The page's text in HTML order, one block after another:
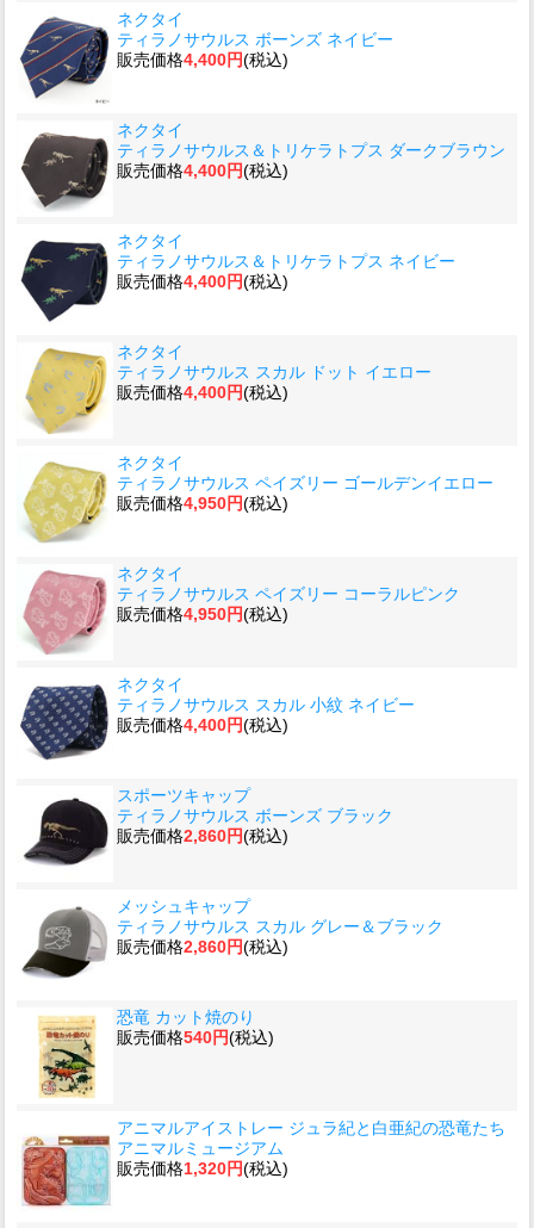
ネクタイ
ティラノサウルス ボーンズ ネイビー
販売価格4,400円(税込)
ネクタイ
ティラノサウルス＆トリケラトプス ダークブラウン
販売価格4,400円(税込)
ネクタイ
ティラノサウルス＆トリケラトプス ネイビー
販売価格4,400円(税込)
ネクタイ
ティラノサウルス スカル ドット イエロー
販売価格4,400円(税込)
ネクタイ
ティラノサウルス ペイズリー ゴールデンイエロー
販売価格4,950円(税込)
ネクタイ
ティラノサウルス ペイズリー コーラルピンク
販売価格4,950円(税込)
ネクタイ
ティラノサウルス スカル 小紋 ネイビー
販売価格4,400円(税込)
スポーツキャップ
ティラノサウルス ボーンズ ブラック
販売価格2,860円(税込)
メッシュキャップ
ティラノサウルス スカル グレー＆ブラック
販売価格2,860円(税込)
恐竜 カット焼のり
販売価格540円(税込)
アニマルアイストレー ジュラ紀と白亜紀の恐竜たち
アニマルミュージアム
販売価格1,320円(税込)